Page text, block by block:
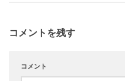
コメントを残す
コメント